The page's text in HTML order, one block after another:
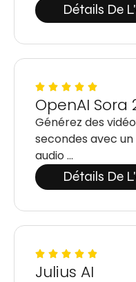
Détails De
OpenAI Sora
Générez des
secondes avec
audio …
Détails De
Julius AI